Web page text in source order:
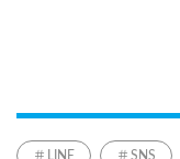
LINE SNS